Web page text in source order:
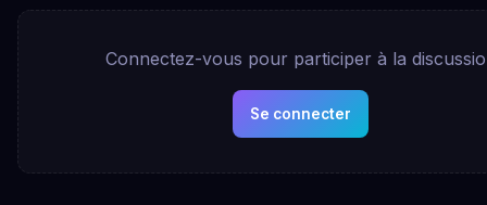
Connectez-vous pour participer à la
Se connecter